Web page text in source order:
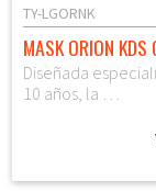
TY-LGORNK
MASK ORION
Diseñada
10 años, la …